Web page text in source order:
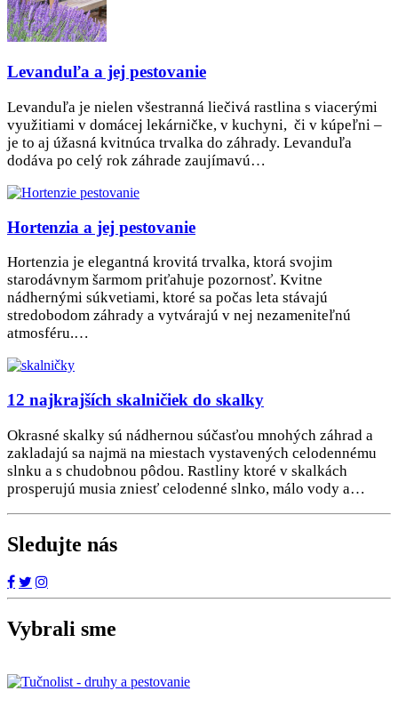
Levanduľa a jej pestovanie
Levanduľa je nielen všestranná liečivá rastlina s viacerými
využitiami v domácej lekárničke, v kuchyni, či v kúpeľni –
je to aj úžasná kvitnúca trvalka do záhrady. Levanduľa
dodáva po celý rok záhrade zaujímavú…
Hortenzia a jej pestovanie
Hortenzia je elegantná krovitá trvalka, ktorá svojim
starodávnym šarmom priťahuje pozornosť. Kvitne
nádhernými súkvetiami, ktoré sa počas leta stávajú
stredobodom záhrady a vytvárajú v nej nezameniteľnú
atmosféru.…
12 najkrajších skalničiek do skalky
Okrasné skalky sú nádhernou súčasťou mnohých záhrad a
zakladajú sa najmä na miestach vystavených celodennému
slnku a s chudobnou pôdou. Rastliny ktoré v skalkách
prosperujú musia zniesť celodenné slnko, málo vody a…
Sledujte nás
Vybrali sme